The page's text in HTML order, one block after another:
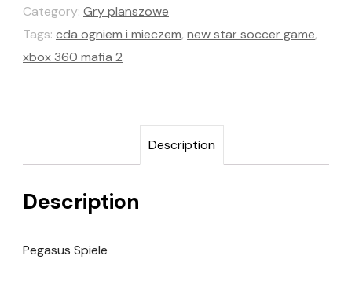
Category: Gry planszowe
Tags: cda ogniem i mieczem, new star soccer game,
xbox 360 mafia 2
Description
Description
Pegasus Spiele